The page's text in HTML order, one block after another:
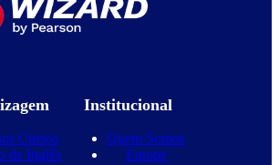
Cursos
de Inglês
Institucional
Quem Somos
Equipe